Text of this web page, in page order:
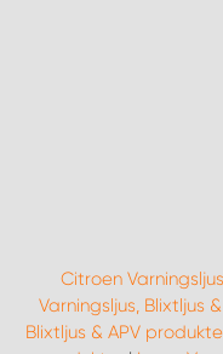
Citroen
Varningsljus, Blixtljus
Blixtljus & APV